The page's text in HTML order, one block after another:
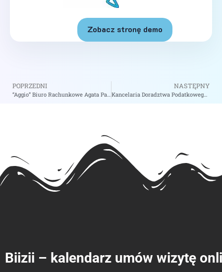
Zobacz stronę demo
POPRZEDNI
“Aggio” Biuro Rachunkowe Agata Pawłowska – zobacz na biizii.com
NASTĘPNY
Kancelaria Doradztwa Podatkowego Grażyna Gawryczuk – zobacz na biizii.com
Biizii – kalendarz umów wizytę